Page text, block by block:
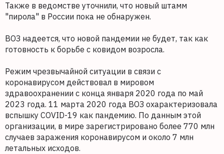
Также в ведомстве уточнили, что новый штамм
"пирола" в России пока не обнаружен.
ВОЗ надеется, что новой пандемии не будет, так как
готовность к борьбе с ковидом возросла.
Режим чрезвычайной ситуации в связи с
коронавирусом действовал в мировом
здравоохранении с конца января 2020 года по май
2023 года. 11 марта 2020 года ВОЗ охарактеризовала
вспышку COVID-19 как пандемию. По данным этой
организации, в мире зарегистрировано более 770 млн
случаев заражения коронавирусом и около 7 млн
летальных исходов.